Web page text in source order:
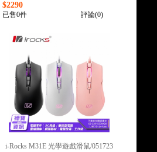
$2290
已售0件 評論(0)
i-Rocks M31E 光學遊戲滑鼠/051723